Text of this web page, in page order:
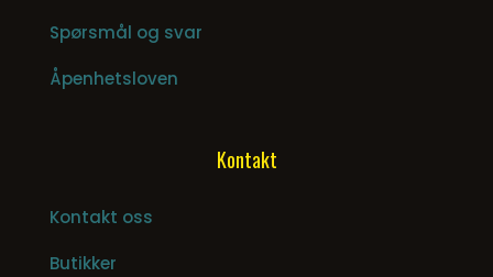
Spørsmål og svar
Åpenhetsloven
Kontakt
Kontakt oss
Butikker